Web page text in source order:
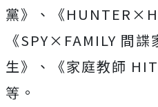
黨》、《
《SPY×FAMILY 間
生》、《家庭教師
等。